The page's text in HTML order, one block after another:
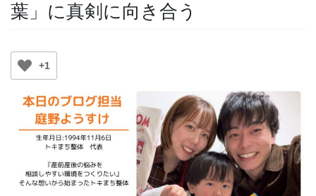
葉」に真剣に向き合う
+1